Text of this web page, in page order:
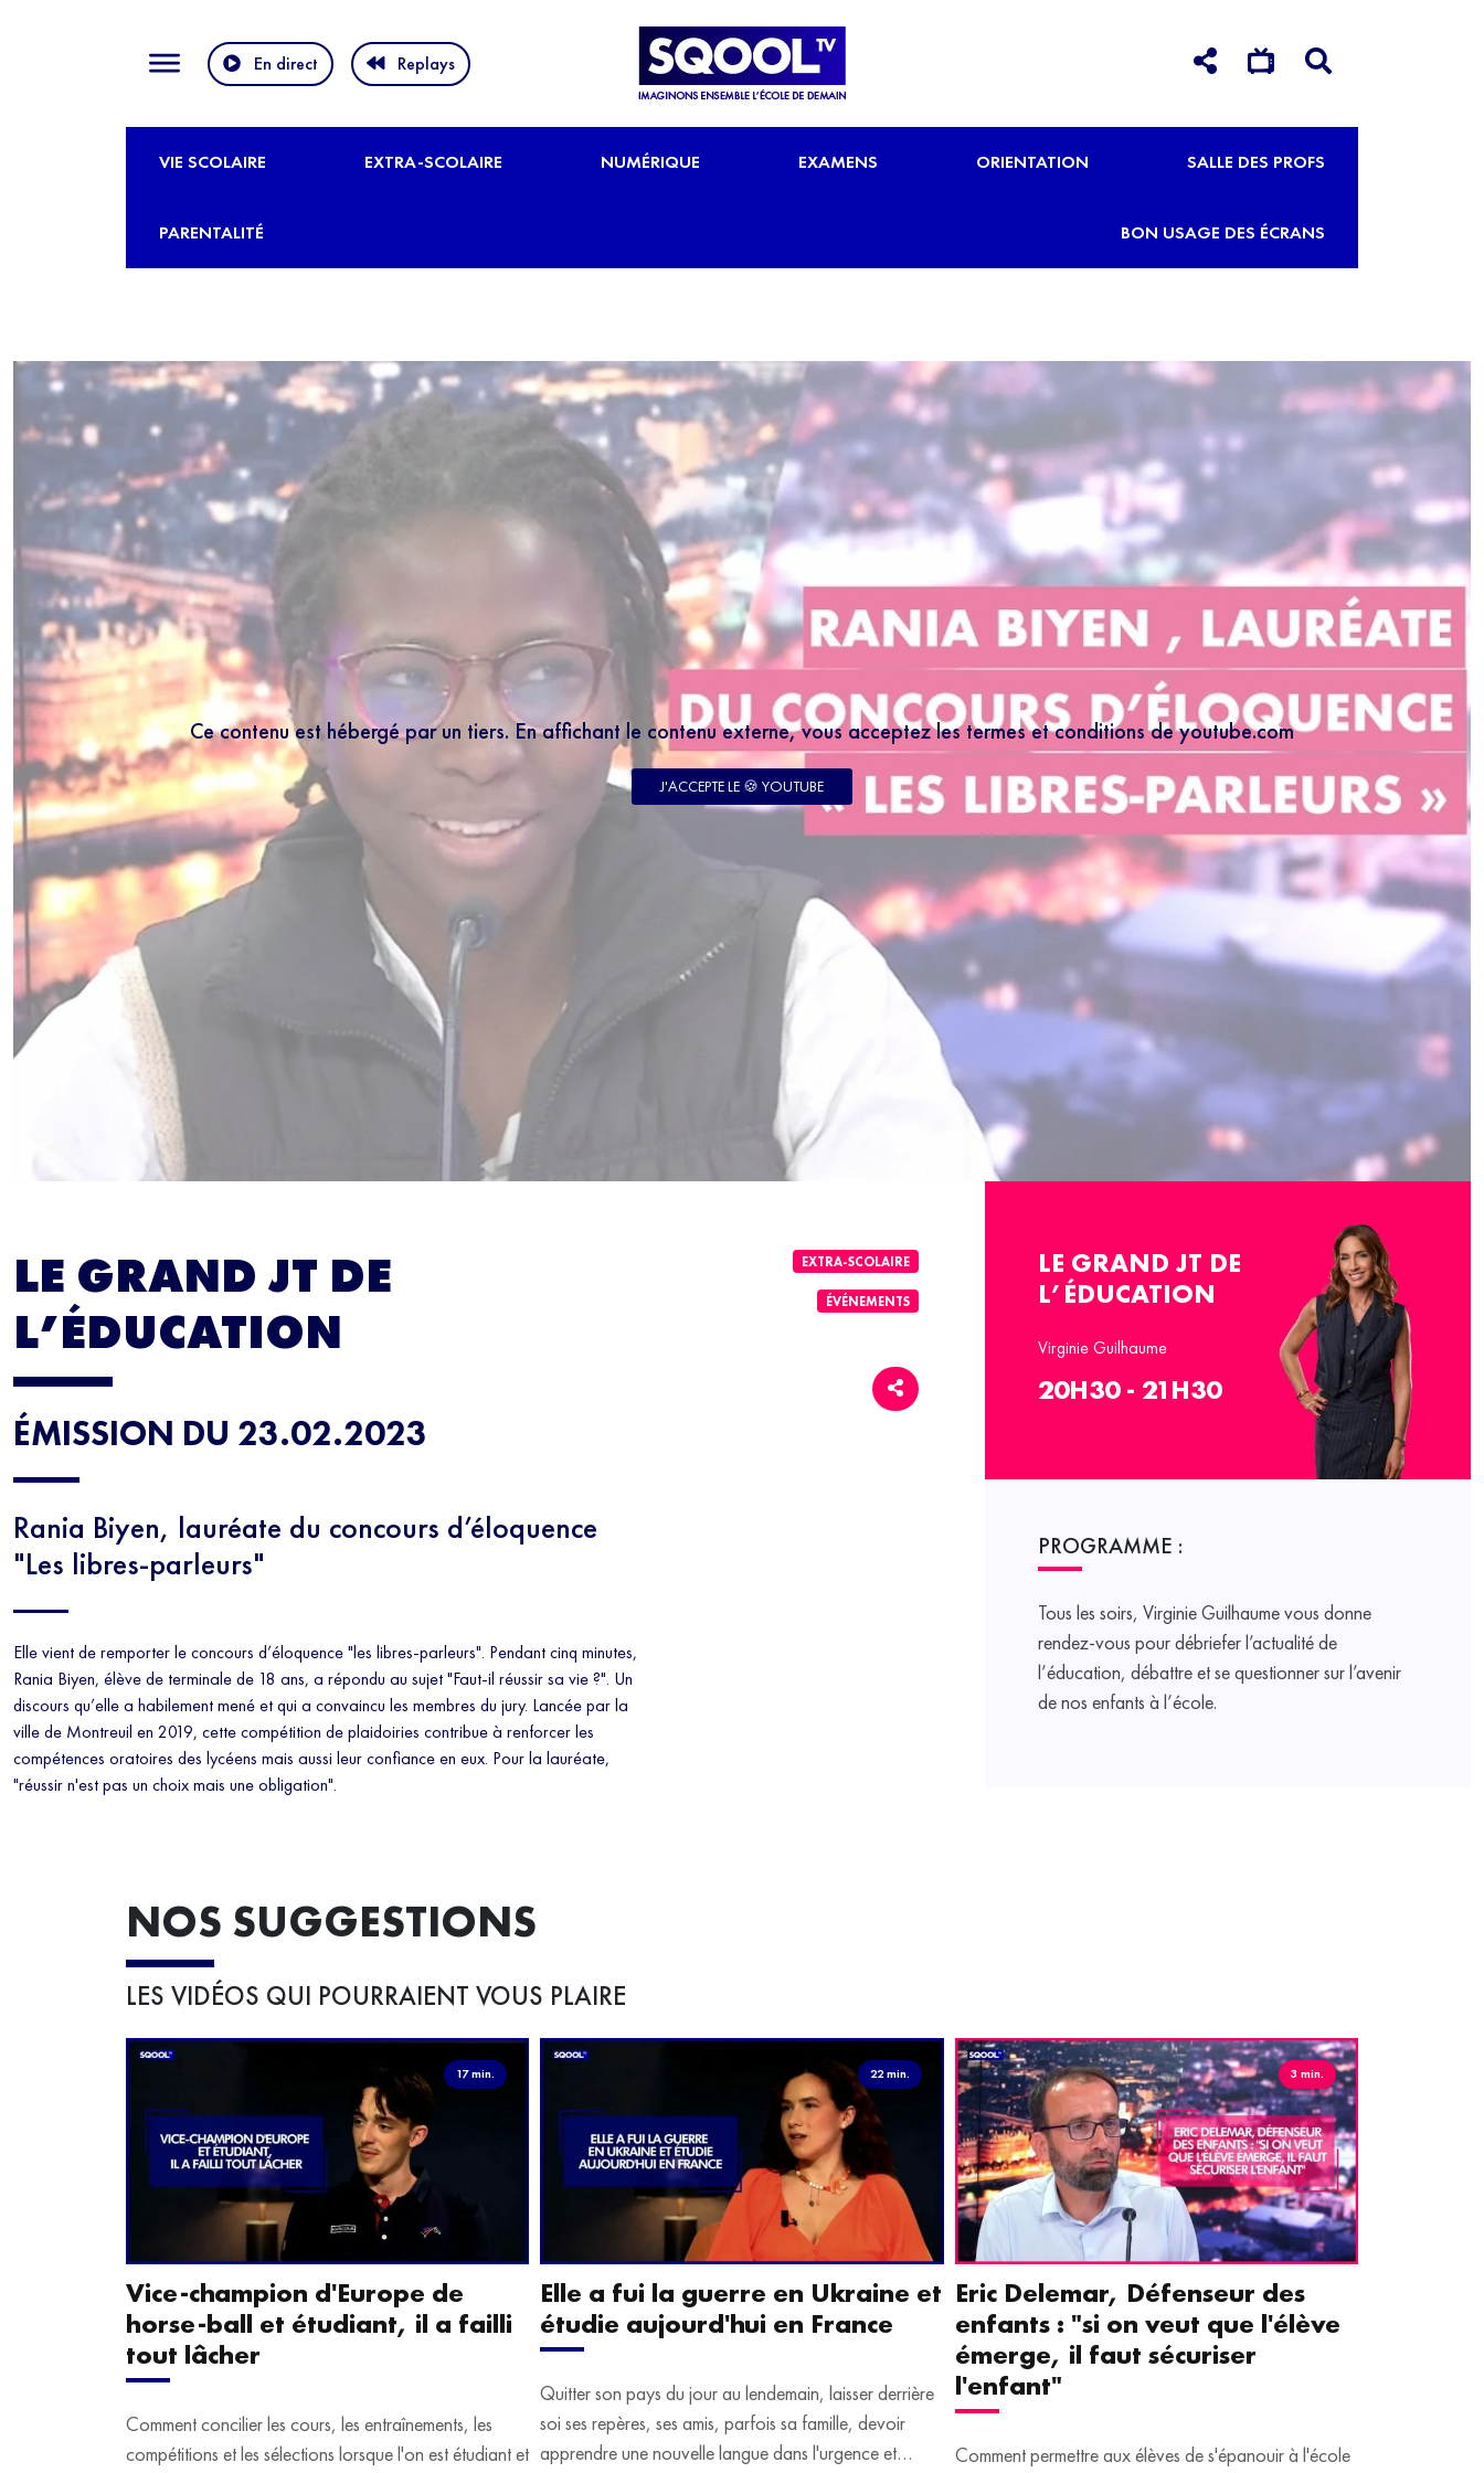
En direct Replays
VIE SCOLAIRE EXTRA-SCOLAIRE NUMÉRIQUE EXAMENS ORIENTATION SALLE DES PROFS
PARENTALITÉ BON USAGE DES ÉCRANS
Ce contenu est hébergé par un tiers. En affichant le contenu externe, vous acceptez les termes et conditions de youtube.com
J'ACCEPTE LE 🍪 YOUTUBE
LE GRAND JT DE
L’ÉDUCATION
ÉMISSION DU 23.02.2023
Rania Biyen, lauréate du concours d’éloquence
"Les libres-parleurs"
Elle vient de remporter le concours d’éloquence "les libres-parleurs". Pendant cinq minutes,
Rania Biyen, élève de terminale de 18 ans, a répondu au sujet "Faut-il réussir sa vie ?". Un
discours qu’elle a habilement mené et qui a convaincu les membres du jury. Lancée par la
ville de Montreuil en 2019, cette compétition de plaidoiries contribue à renforcer les
compétences oratoires des lycéens mais aussi leur confiance en eux. Pour la lauréate,
"réussir n'est pas un choix mais une obligation".
EXTRA-SCOLAIRE
ÉVÉNEMENTS
LE GRAND JT DE
L’ÉDUCATION
Virginie Guilhaume
20H30 - 21H30
PROGRAMME :
Tous les soirs, Virginie Guilhaume vous donne
rendez-vous pour débriefer l’actualité de
l’éducation, débattre et se questionner sur l’avenir
de nos enfants à l’école.
NOS SUGGESTIONS
LES VIDÉOS QUI POURRAIENT VOUS PLAIRE
17 min.
Vice-champion d'Europe de
horse-ball et étudiant, il a failli
tout lâcher
Comment concilier les cours, les entraînements, les
compétitions et les sélections lorsque l'on est étudiant et
22 min.
Elle a fui la guerre en Ukraine et
étudie aujourd'hui en France
Quitter son pays du jour au lendemain, laisser derrière
soi ses repères, ses amis, parfois sa famille, devoir
apprendre une nouvelle langue dans l'urgence et
3 min.
Eric Delemar, Défenseur des
enfants : "si on veut que l'élève
émerge, il faut sécuriser
l'enfant"
Comment permettre aux élèves de s'épanouir à l'école